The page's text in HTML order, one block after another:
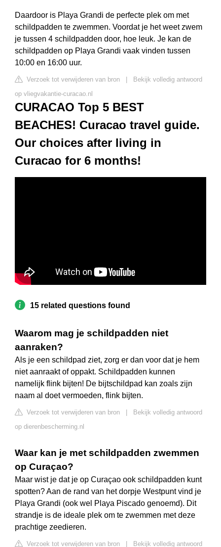
Daardoor is Playa Grandi de perfecte plek om met
schildpadden te zwemmen. Voordat je het weet zwem
je tussen 4 schildpadden door, hoe leuk. Je kan de
schildpadden op Playa Grandi vaak vinden tussen
10:00 en 16:00 uur.
Verzoek tot verwijderen van bron
Bekijk volledig antwoord
op vliegvakantie-curacao.nl
CURACAO Top 5 BEST
BEACHES! Curacao travel guide.
Our choices after living in
Curacao for 6 months!
15 related questions found
Waarom mag je schildpadden niet
aanraken?
Als je een schildpad ziet, zorg er dan voor dat je hem
niet aanraakt of oppakt. Schildpadden kunnen
namelijk flink bijten! De bijtschildpad kan zoals zijn
naam al doet vermoeden, flink bijten.
Verzoek tot verwijderen van bron
Bekijk volledig antwoord
op dierenbescherming.nl
Waar kan je met schildpadden zwemmen
op Curaçao?
Maar wist je dat je op Curaçao ook schildpadden kunt
spotten? Aan de rand van het dorpje Westpunt vind je
Playa Grandi (ook wel Playa Piscado genoemd). Dit
strandje is de ideale plek om te zwemmen met deze
prachtige zeedieren.
Verzoek tot verwijderen van bron Bekijk volledig antwoord